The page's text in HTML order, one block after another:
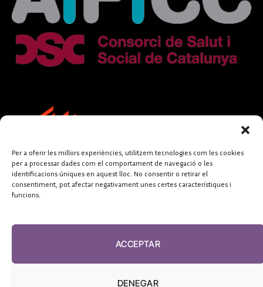
Per a oferir les millors experiències, utilitzem tecnologies com les cookies
per a processar dades com el comportament de navegació o les
identificacions úniques en aquest lloc. No consentir o retirar el
consentiment, pot afectar negativament unes certes característiques i
funcions.
ACCEPTAR
DENEGAR
FUNDACIÓ